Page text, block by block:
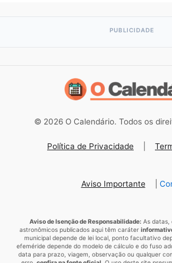
© 2026 O Calendário. Todos os
Política de Privacidade
Aviso Importante
Aviso de Isenção de Responsabilidade:As datas,
astronômicos publicados aqui têm caráter
municipal depende de lei local, ponto facultativo
efeméride depende do modelo de cálculo e do fuso
data para prazo, viagem, observação ou qualquer